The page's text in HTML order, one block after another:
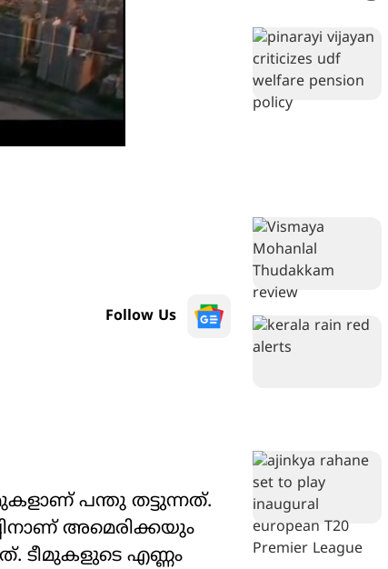
Follow Us
പന്തു തട്ടുന്നത്.
അമെരിക്കയും
ടീമുകളുടെ എണ്ണം